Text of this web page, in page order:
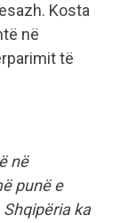
Kosta
në
të
në
punë e
ka